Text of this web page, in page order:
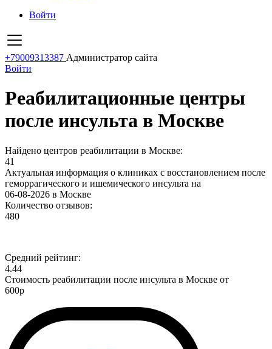
Войти
+79009313387 Администратор сайта
Войти
Реабилитационные центры
после инсульта в Москве
Найдено центров реабилитации в Москве:
41
Актуальная информация о клиниках с восстановлением после
геморрагического и ишемического инсульта на
06-08-2026 в Москве
Количество отзывов:
480
Средний рейтинг:
4.44
Стоимость реабилитации после инсульта в Москве от
600р